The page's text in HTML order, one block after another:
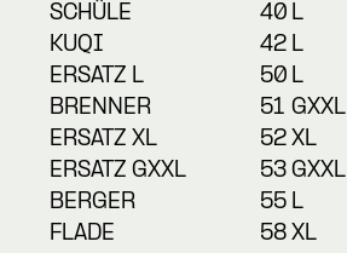
SCHÜLE
40 L
KUQI
42 L
ERSATZ L
50 L
BRENNER
51 GXXL
ERSATZ XL
52 XL
ERSATZ GXXL
53 GXXL
BERGER
55 L
FLADE
58 XL